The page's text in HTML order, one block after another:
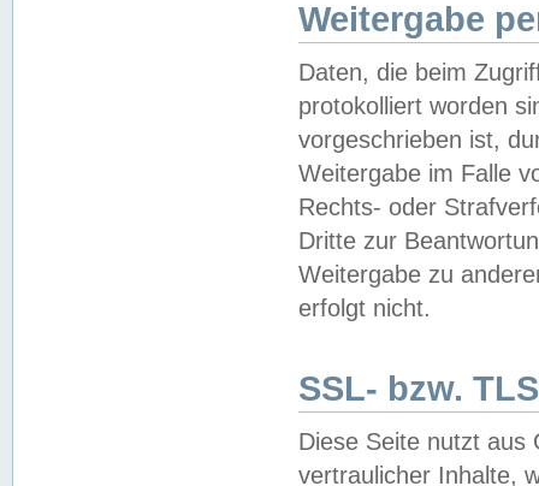
Weitergabe
Daten, die beim
protokolliert worden
vorgeschrieben ist,
Weitergabe im Falle
Rechts- oder
Dritte zur
Weitergabe zu
erfolgt nicht.
SSL- bzw.
Diese Seite nutzt aus
vertraulicher Inhalte,